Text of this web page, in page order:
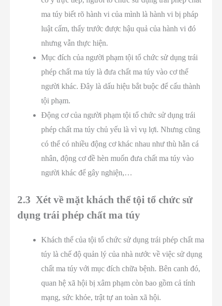
ma túy biết rõ hành vi của mình là hành vi bị pháp
luật cấm, thấy trước được hậu quả của hành vi đó
nhưng vẫn thực hiện.
Mục đích của người phạm tội tổ chức sử dụng trái
phép chất ma túy là đưa chất ma túy vào cơ thể
người khác. Đây là dấu hiệu bắt buộc để cấu thành
tội phạm.
Động cơ của người phạm tội tổ chức sử dụng trái
phép chất ma túy chủ yếu là vì vụ lợi. Nhưng cũng
có thể có nhiều động cơ khác nhau như thù hằn cá
nhân, động cơ đề hèn muốn đưa chất ma túy vào
người khác để gây nghiện,…
2.3 Xét về mặt khách thể tội tổ chức sử
dụng trái phép chất ma túy
Khách thể của tội tổ chức sử dụng trái phép chất ma
túy là chế độ quản lý của nhà nước về việc sử dụng
chất ma túy với mục đích chữa bệnh. Bên canh đó,
quan hệ xã hội bị xâm phạm còn bao gồm cả tính
mạng, sức khỏe, trật tự an toàn xã hội.